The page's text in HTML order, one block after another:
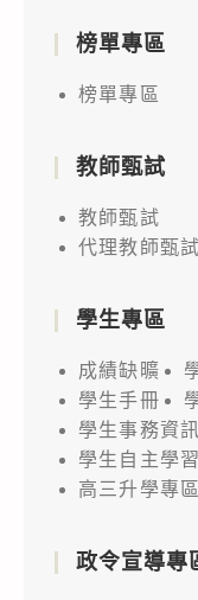
榜單專區
榜單專區
教師甄試
教師甄試
代理教師甄試
學生專區
成績缺曠
學生手冊
學生事務資
學生自主學
高三升學專區
政令宣導專